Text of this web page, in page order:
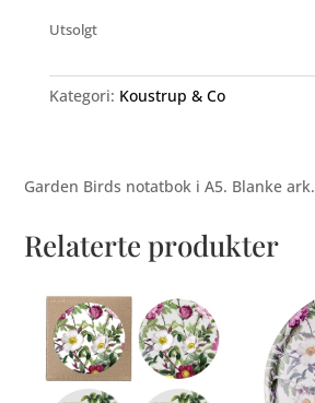
Utsolgt
Kategori: Koustrup & Co
Garden Birds notatbok i A5. Blanke ark.
Relaterte produkter